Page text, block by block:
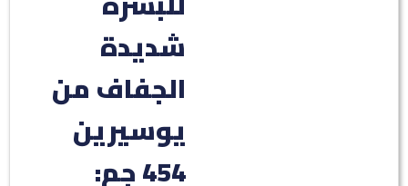
شديدة
الجفاف من
يوسيرين
454 جم: